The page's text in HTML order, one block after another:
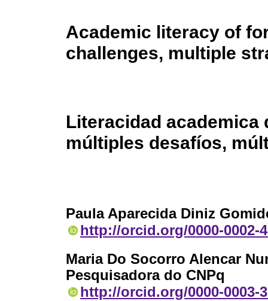
Academic literacy of
challenges, multiple
Literacidad
múltiples desafíos,
Paula Aparecida Diniz
http://orcid.org/0000-0002-
Maria Do Socorro Alencar
Pesquisadora do CNPq
http://orcid.org/0000-0003-